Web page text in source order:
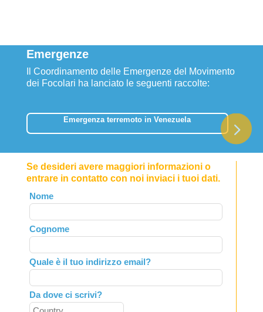
Emergenze
Il Coordinamento delle Emergenze del Movimento
dei Focolari ha lanciato le seguenti raccolte:
Emergenza terremoto in Venezuela
Se desideri avere maggiori informazioni o
entrare in contatto con noi inviaci i tuoi dati.
Leave
this
field
blank
Nome
Cognome
Quale è il tuo indirizzo email?
Da dove ci scrivi?